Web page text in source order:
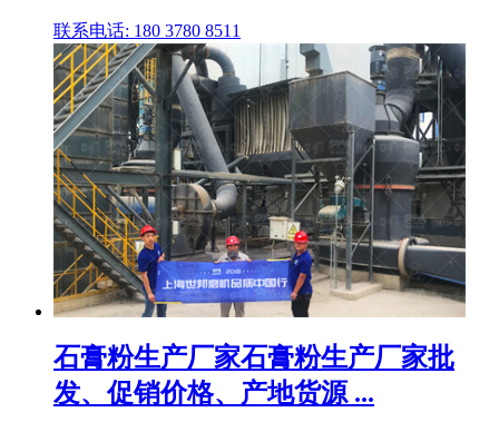
联系电话: 180 3780 8511
石膏粉生产厂家石膏粉生产厂家批
发、促销价格、产地货源 ...